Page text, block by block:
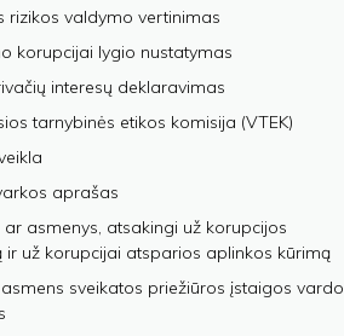
rizikos valdymo vertinimas
korupcijai lygio nustatymas
interesų deklaravimas
tarnybinės etikos komisija (VTEK)
aprašas
ar asmenys, atsakingi už korupcijos
ir už korupcijai atsparios aplinkos kūrimą
sveikatos priežiūros įstaigos vardo